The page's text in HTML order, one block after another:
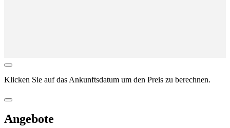
Klicken Sie auf das Ankunftsdatum um den Preis zu berechnen.
Angebote